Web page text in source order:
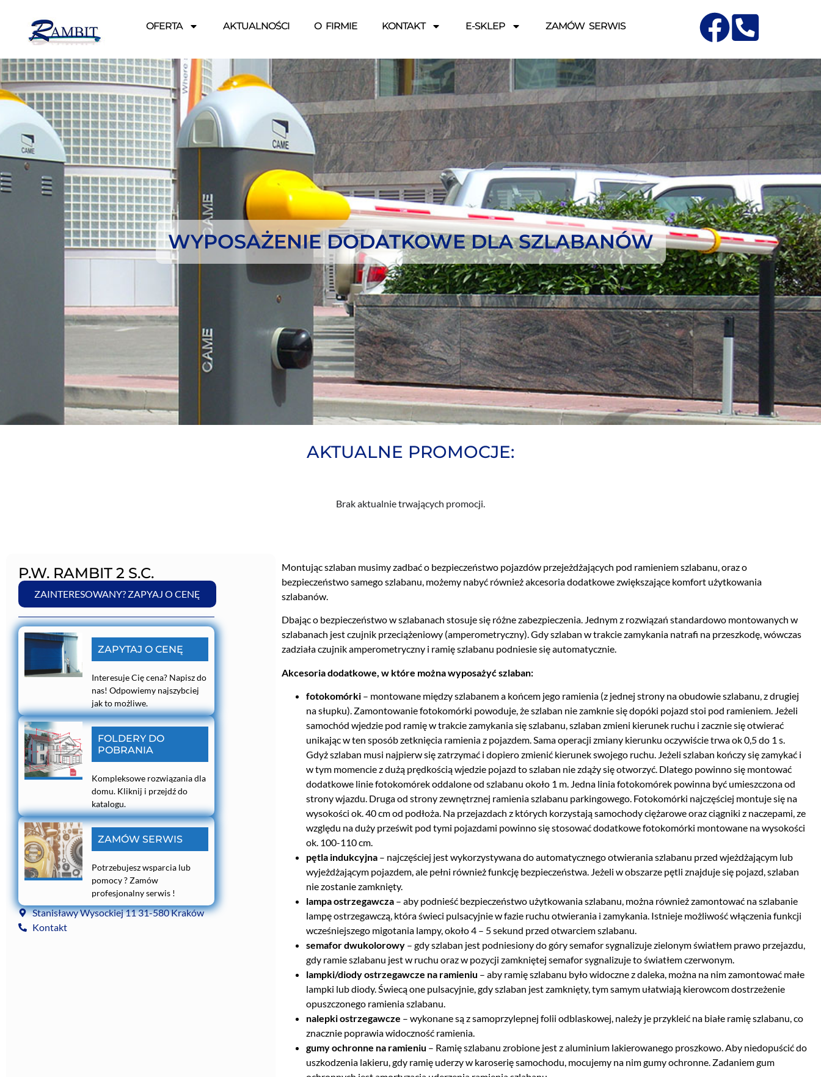
OFERTA AKTUALNOŚCI O FIRMIE KONTAKT E-SKLEP ZAMÓW SERWIS
WYPOSAŻENIE DODATKOWE DLA SZLABANÓW
AKTUALNE PROMOCJE:
Brak aktualnie trwających promocji.
P.W. RAMBIT 2 S.C.
ZAINTERESOWANY? ZAPYAJ O CENĘ
ZAPYTAJ O CENĘ
Interesuje Cię cena? Napisz do
nas! Odpowiemy najszybciej
jak to możliwe.
FOLDERY DO
POBRANIA
Kompleksowe rozwiązania dla
domu. Kliknij i przejdź do
katalogu.
ZAMÓW SERWIS
Potrzebujesz wsparcia lub
pomocy ? Zamów
profesjonalny serwis !
Stanisławy Wysockiej 11 31-580 Kraków
Kontakt
Montując szlaban musimy zadbać o bezpieczeństwo pojazdów przejeżdżających pod ramieniem szlabanu, oraz o
bezpieczeństwo samego szlabanu, możemy nabyć również akcesoria dodatkowe zwiększające komfort użytkowania
szlabanów.
Dbając o bezpieczeństwo w szlabanach stosuje się różne zabezpieczenia. Jednym z rozwiązań standardowo montowanych w
szlabanach jest czujnik przeciążeniowy (amperometryczny). Gdy szlaban w trakcie zamykania natrafi na przeszkodę, wówczas
zadziała czujnik amperometryczny i ramię szlabanu podniesie się automatycznie.
Akcesoria dodatkowe, w które można wyposażyć szlaban:
fotokomórki – montowane między szlabanem a końcem jego ramienia (z jednej strony na obudowie szlabanu, z drugiej
na słupku). Zamontowanie fotokomórki powoduje, że szlaban nie zamknie się dopóki pojazd stoi pod ramieniem. Jeżeli
samochód wjedzie pod ramię w trakcie zamykania się szlabanu, szlaban zmieni kierunek ruchu i zacznie się otwierać
unikając w ten sposób zetknięcia ramienia z pojazdem. Sama operacji zmiany kierunku oczywiście trwa ok 0,5 do 1 s.
Gdyż szlaban musi najpierw się zatrzymać i dopiero zmienić kierunek swojego ruchu. Jeżeli szlaban kończy się zamykać i
w tym momencie z dużą prędkością wjedzie pojazd to szlaban nie zdąży się otworzyć. Dlatego powinno się montować
dodatkowe linie fotokomórek oddalone od szlabanu około 1 m. Jedna linia fotokomórek powinna być umieszczona od
strony wjazdu. Druga od strony zewnętrznej ramienia szlabanu parkingowego. Fotokomórki najczęściej montuje się na
wysokości ok. 40 cm od podłoża. Na przejazdach z których korzystają samochody ciężarowe oraz ciągniki z naczepami, ze
względu na duży prześwit pod tymi pojazdami powinno się stosować dodatkowe fotokomórki montowane na wysokości
ok. 100-110 cm.
pętla indukcyjna – najczęściej jest wykorzystywana do automatycznego otwierania szlabanu przed wjeżdżającym lub
wyjeżdżającym pojazdem, ale pełni również funkcję bezpieczeństwa. Jeżeli w obszarze pętli znajduje się pojazd, szlaban
nie zostanie zamknięty.
lampa ostrzegawcza – aby podnieść bezpieczeństwo użytkowania szlabanu, można również zamontować na szlabanie
lampę ostrzegawczą, która świeci pulsacyjnie w fazie ruchu otwierania i zamykania. Istnieje możliwość włączenia funkcji
wcześniejszego migotania lampy, około 4 – 5 sekund przed otwarciem szlabanu.
semafor dwukolorowy – gdy szlaban jest podniesiony do góry semafor sygnalizuje zielonym światłem prawo przejazdu,
gdy ramie szlabanu jest w ruchu oraz w pozycji zamkniętej semafor sygnalizuje to światłem czerwonym.
lampki/diody ostrzegawcze na ramieniu – aby ramię szlabanu było widoczne z daleka, można na nim zamontować małe
lampki lub diody. Świecą one pulsacyjnie, gdy szlaban jest zamknięty, tym samym ułatwiają kierowcom dostrzeżenie
opuszczonego ramienia szlabanu.
nalepki ostrzegawcze – wykonane są z samoprzylepnej folii odblaskowej, należy je przykleić na białe ramię szlabanu, co
znacznie poprawia widoczność ramienia.
gumy ochronne na ramieniu – Ramię szlabanu zrobione jest z aluminium lakierowanego proszkowo. Aby niedopuścić do
uszkodzenia lakieru, gdy ramię uderzy w karoserię samochodu, mocujemy na nim gumy ochronne. Zadaniem gum